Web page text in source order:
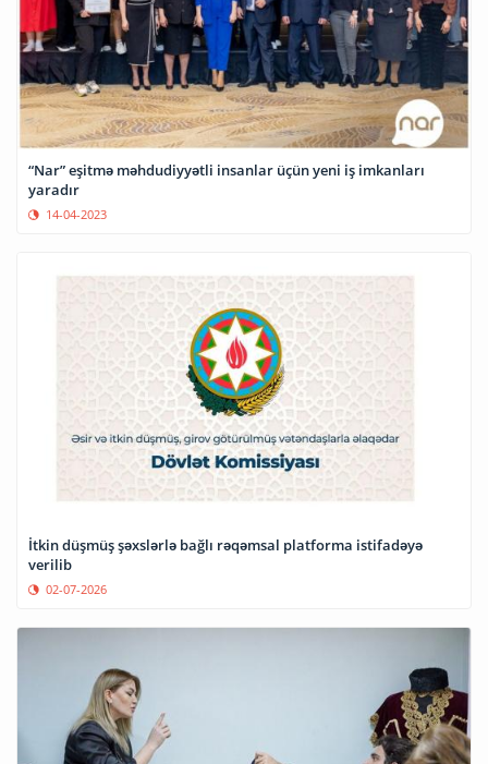
“Nar” eşitmə məhdudiyyətli insanlar üçün yeni iş imkanları
yaradır
14-04-2023
İtkin düşmüş şəxslərlə bağlı rəqəmsal platforma istifadəyə
verilib
02-07-2026